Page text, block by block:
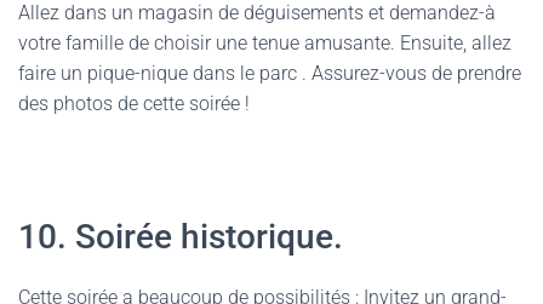
Allez dans un magasin de déguisements et demandez-à
votre famille de choisir une tenue amusante. Ensuite, allez
faire un pique-nique dans le parc . Assurez-vous de prendre
des photos de cette soirée !
10. Soirée historique.
Cette soirée a beaucoup de possibilités : Invitez un grand-